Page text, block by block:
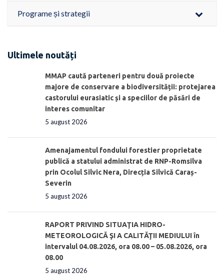
Programe și strategii
Ultimele noutăți
MMAP caută parteneri pentru două proiecte
majore de conservare a biodiversității: protejarea
castorului eurasiatic și a speciilor de păsări de
interes comunitar
5 august 2026
Amenajamentul fondului forestier proprietate
publică a statului administrat de RNP-Romsilva
prin Ocolul Silvic Nera, Direcția Silvică Caraș-
Severin
5 august 2026
RAPORT PRIVIND SITUAŢIA HIDRO-
METEOROLOGICĂ ŞI A CALITĂŢII MEDIULUI în
intervalul 04.08.2026, ora 08.00 – 05.08.2026, ora
08.00
5 august 2026